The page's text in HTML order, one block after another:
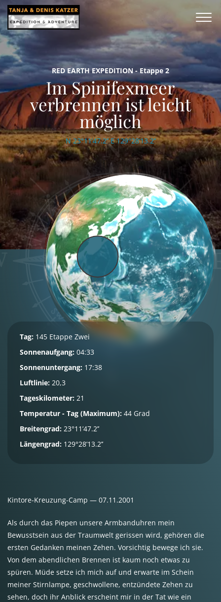
RED EARTH EXPEDITION - Etappe 2
Im Spinifexmeer
verbrennen ist leicht
möglich
N 23°11’47.2’’ E 129°28’13.2’’
Tag: 145 Etappe Zwei
Sonnenaufgang: 04:33
Sonnenuntergang: 17:38
Luftlinie: 20,3
Tageskilometer: 21
Temperatur - Tag (Maximum): 44 Grad
Breitengrad: 23°11’47.2’’
Längengrad: 129°28’13.2’’
Kintore-Kreuzung-Camp — 07.11.2001
Als durch das Piepen unsere Armbanduhren mein
Bewusstsein aus der Traumwelt gerissen wird, gehören die
ersten Gedanken meinen Zehen. Vorsichtig bewege ich sie.
Von dem abendlichen Brennen ist kaum noch etwas zu
spüren. Müde setze ich mich auf und erwarte im Schein
meiner Stirnlampe, geschwollene, entzündete Zehen zu
sehen, doch ihr Anblick erscheint mir in der Tat wie ein